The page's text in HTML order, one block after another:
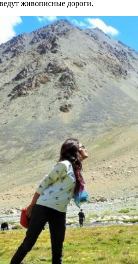
живописные дороги.